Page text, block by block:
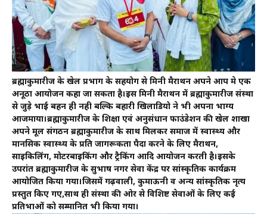
ब्रह्माकुमारीज के खेल प्रभाग के सहयोग से मिनी मैराथन अपने आप मे एक
अनूठा आयोजन कहा जा सकता है।इस मिनी मैराथन में ब्रह्माकुमारीज संस्था
से जुड़े भाई बहन ही नही बल्कि बहारी खिलाडियो ने भी अपना भाग्य
आजमाया।ब्रह्माकुमारीज के शिक्षा एवं अनुसंधान फाउंडेशन की खेल शाखा
अपने मूल संगठन ब्रह्माकुमारीज के साथ मिलकर समाज में स्वास्थ्य और
मानसिक स्वास्थ्य के प्रति जागरूकता पैदा करने के लिए मैराथन,
साइकिलिंग, मोटरबाइकिंग और ट्रैकिंग आदि आयोजन करती है।इसके
उपरांत ब्रह्माकुमारीज के सुभाष नगर सेवा केंद्र पर सांस्कृतिक कार्यक्रम
आयोजित किया गया।जिसमें गढ़वाली, कुमाऊनी व अन्य सांस्कृतिक नृत्य
प्रस्तुत किए गए,साथ ही संस्था की ओर से विशिष्ट सेवाओं के लिए कई
प्रतिभाओं को सम्मानित भी किया गया।